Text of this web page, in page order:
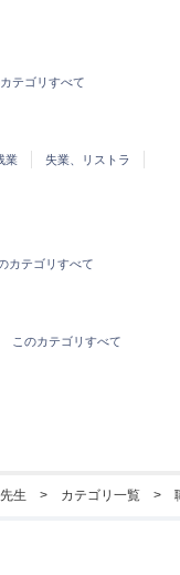
テゴリすべて
業
失業、リストラ
カテゴリすべて
このカテゴリすべて
生 カテゴリ一覧